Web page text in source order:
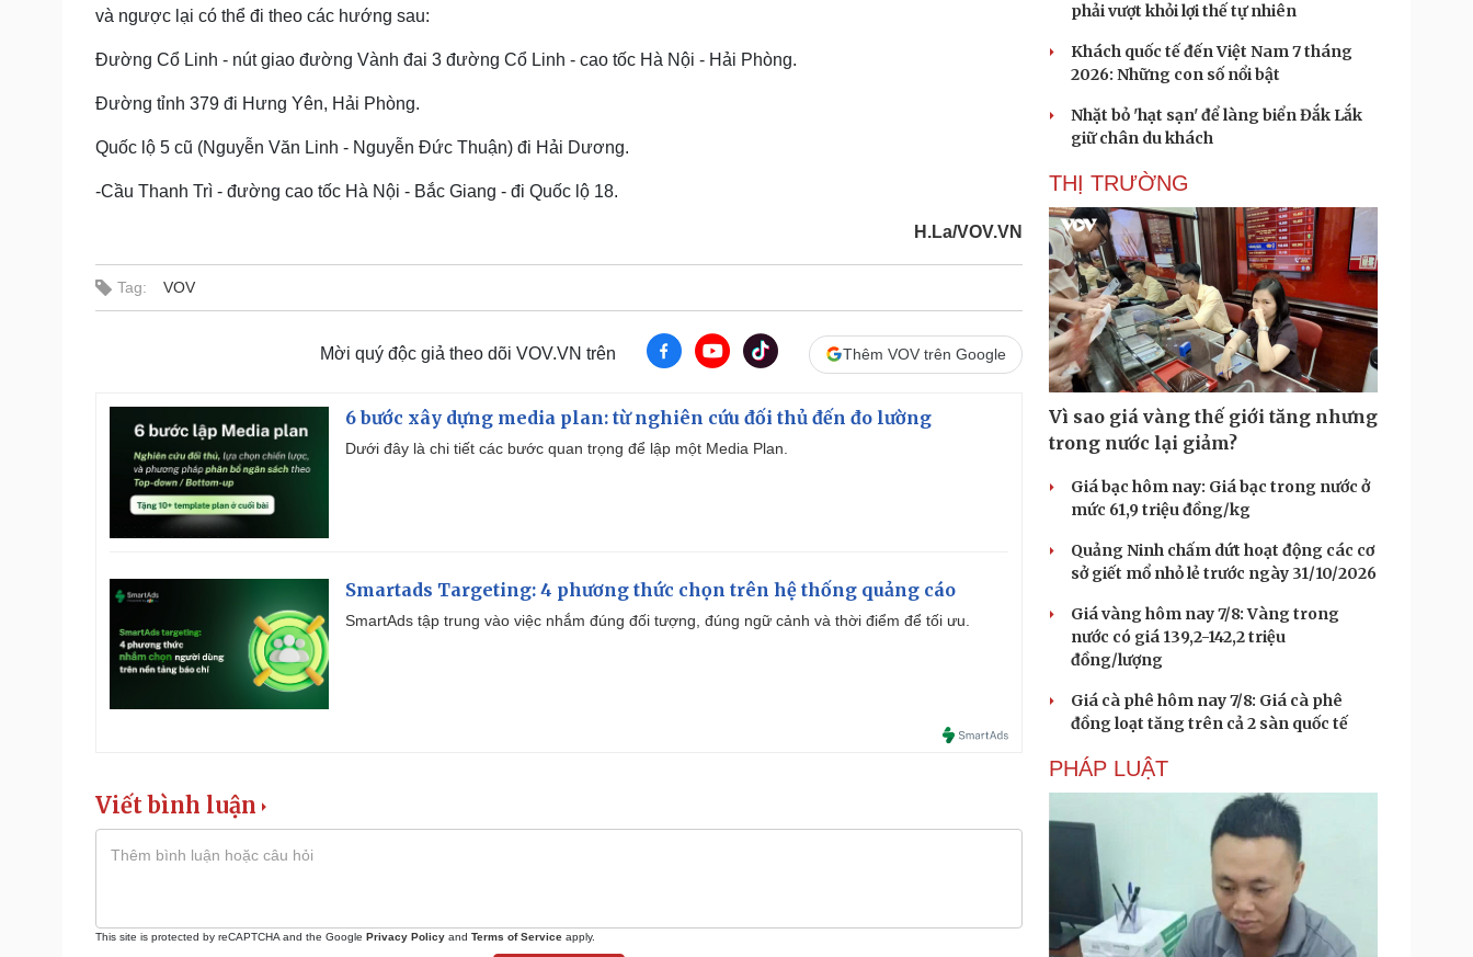
và ngược lại có thể đi theo các hướng sau:
Đường Cổ Linh - nút giao đường Vành đai 3 đường Cổ Linh - cao tốc Hà Nội - Hải Phòng.
Đường tỉnh 379 đi Hưng Yên, Hải Phòng.
Quốc lộ 5 cũ (Nguyễn Văn Linh - Nguyễn Đức Thuận) đi Hải Dương.
-Cầu Thanh Trì - đường cao tốc Hà Nội - Bắc Giang - đi Quốc lộ 18.
H.La/VOV.VN
Tag: VOV
Mời quý độc giả theo dõi VOV.VN trên Thêm VOV trên Google
6 bước xây dựng media plan: từ nghiên cứu đối thủ đến đo lường
Dưới đây là chi tiết các bước quan trọng để lập một Media Plan.
Smartads Targeting: 4 phương thức chọn trên hệ thống quảng cáo
SmartAds tập trung vào việc nhắm đúng đối tượng, đúng ngữ cảnh và thời điểm để tối ưu.
Viết bình luận
This site is protected by reCAPTCHA and the Google Privacy Policy and Terms of Service apply.
phải vượt khỏi lợi thế tự nhiên
Khách quốc tế đến Việt Nam 7 tháng
2026: Những con số nổi bật
Nhặt bỏ 'hạt sạn' để làng biển Đắk Lắk
giữ chân du khách
THỊ TRƯỜNG
Vì sao giá vàng thế giới tăng nhưng
trong nước lại giảm?
Giá bạc hôm nay: Giá bạc trong nước ở
mức 61,9 triệu đồng/kg
Quảng Ninh chấm dứt hoạt động các cơ
sở giết mổ nhỏ lẻ trước ngày 31/10/2026
Giá vàng hôm nay 7/8: Vàng trong
nước có giá 139,2-142,2 triệu
đồng/lượng
Giá cà phê hôm nay 7/8: Giá cà phê
đồng loạt tăng trên cả 2 sàn quốc tế
PHÁP LUẬT